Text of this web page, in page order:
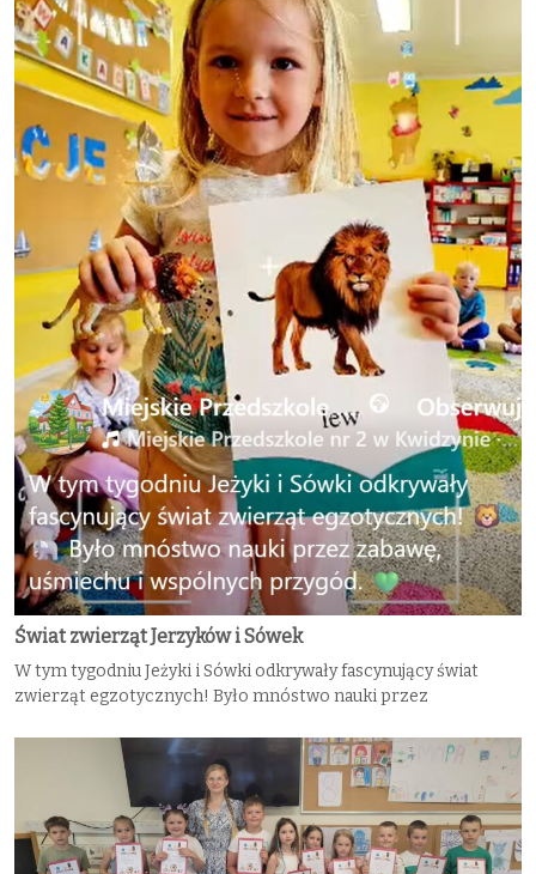
Świat zwierząt Jerzyków i Sówek
W tym tygodniu Jeżyki i Sówki odkrywały fascynujący świat
zwierząt egzotycznych! Było mnóstwo nauki przez